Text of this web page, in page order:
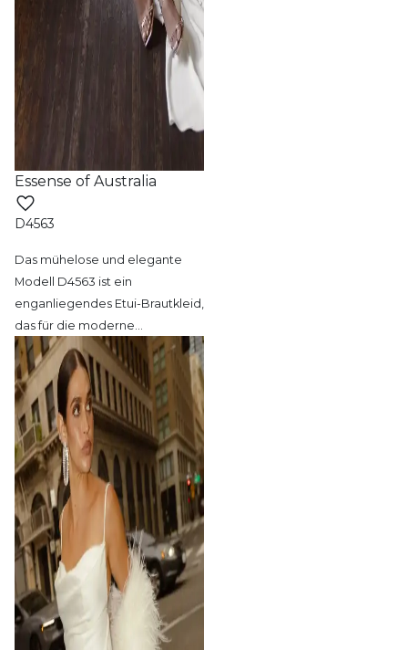
Essense of Australia
D4563
Das mühelose und elegante
Modell D4563 ist ein
enganliegendes Etui-Brautkleid,
das für die moderne